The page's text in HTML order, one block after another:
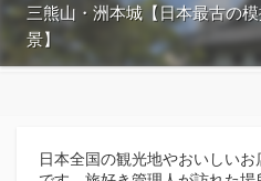
三熊山・洲本城【日本最古の
景】
日本全国の観光地やおいしい